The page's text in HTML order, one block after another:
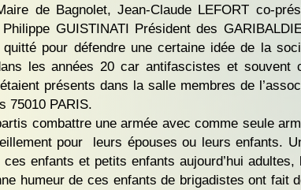
de Bagnolet, Jean-Claude LEFORT co-
GUISTINATI Président des
pour défendre une certaine idée de la
les années 20 car antifascistes et souvent
présents dans la salle membres de
75010 PARIS.
combattre une armée avec comme seule
pour
leurs épouses ou leurs enfants.
enfants et petits enfants aujourd’hui
humeur de ces enfants de brigadistes ont fait